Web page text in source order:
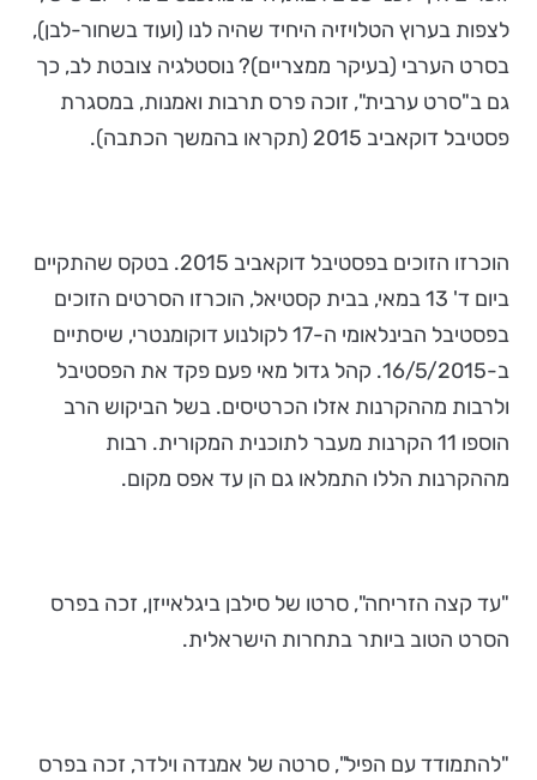
לצפות בערוץ הטלויזיה היחיד שהיה לנו (ועוד בשחור-לבן),
בסרט הערבי (בעיקר ממצריים)? נוסטלגיה צובטת לב, כך
גם ב"סרט ערבית", זוכה פרס תרבות ואמנות, במסגרת
פסטיבל דוקאביב 2015 (תקראו בהמשך הכתבה).
הוכרזו הזוכים בפסטיבל דוקאביב 2015. בטקס שהתקיים
ביום ד' 13 במאי, בבית קסטיאל, הוכרזו הסרטים הזוכים
בפסטיבל הבינלאומי ה-17 לקולנוע דוקומנטרי, שיסתיים
ב-16/5/2015. קהל גדול מאי פעם פקד את הפסטיבל
ולרבות מההקרנות אזלו הכרטיסים. בשל הביקוש הרב
הוספו 11 הקרנות מעבר לתוכנית המקורית. רבות
מההקרנות הללו התמלאו גם הן עד אפס מקום.
"עד קצה הזריחה", סרטו של סילבן ביגלאייזן, זכה בפרס
הסרט הטוב ביותר בתחרות הישראלית.
"להתמודד עם הפיל", סרטה של אמנדה וילדר, זכה בפרס